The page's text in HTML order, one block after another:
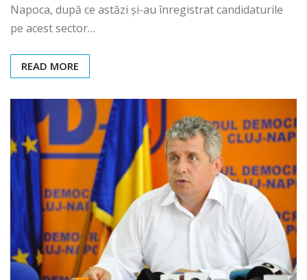
Napoca, după ce astăzi și-au înregistrat candidaturile
pe acest sector…
READ MORE